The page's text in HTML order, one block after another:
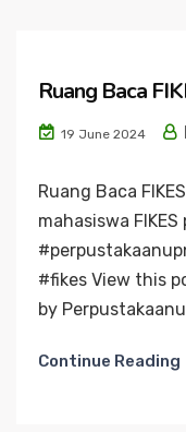
Ruang Baca
19 June 2024
Ruang Baca
mahasiswa
#fikes View this
by
Continue Reading